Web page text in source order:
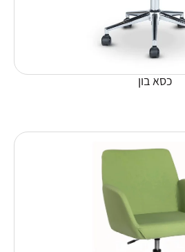
כסא בון